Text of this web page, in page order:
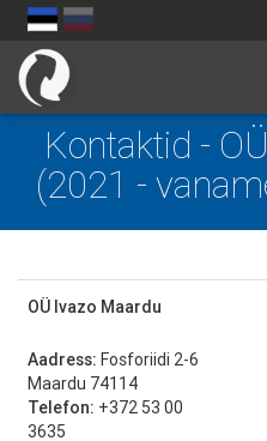
Kontaktid -
(2021 -
OÜ Ivazo Maardu
Aadress: Fosforiidi 2-6
Maardu 74114
Telefon: +372 53 00
3635